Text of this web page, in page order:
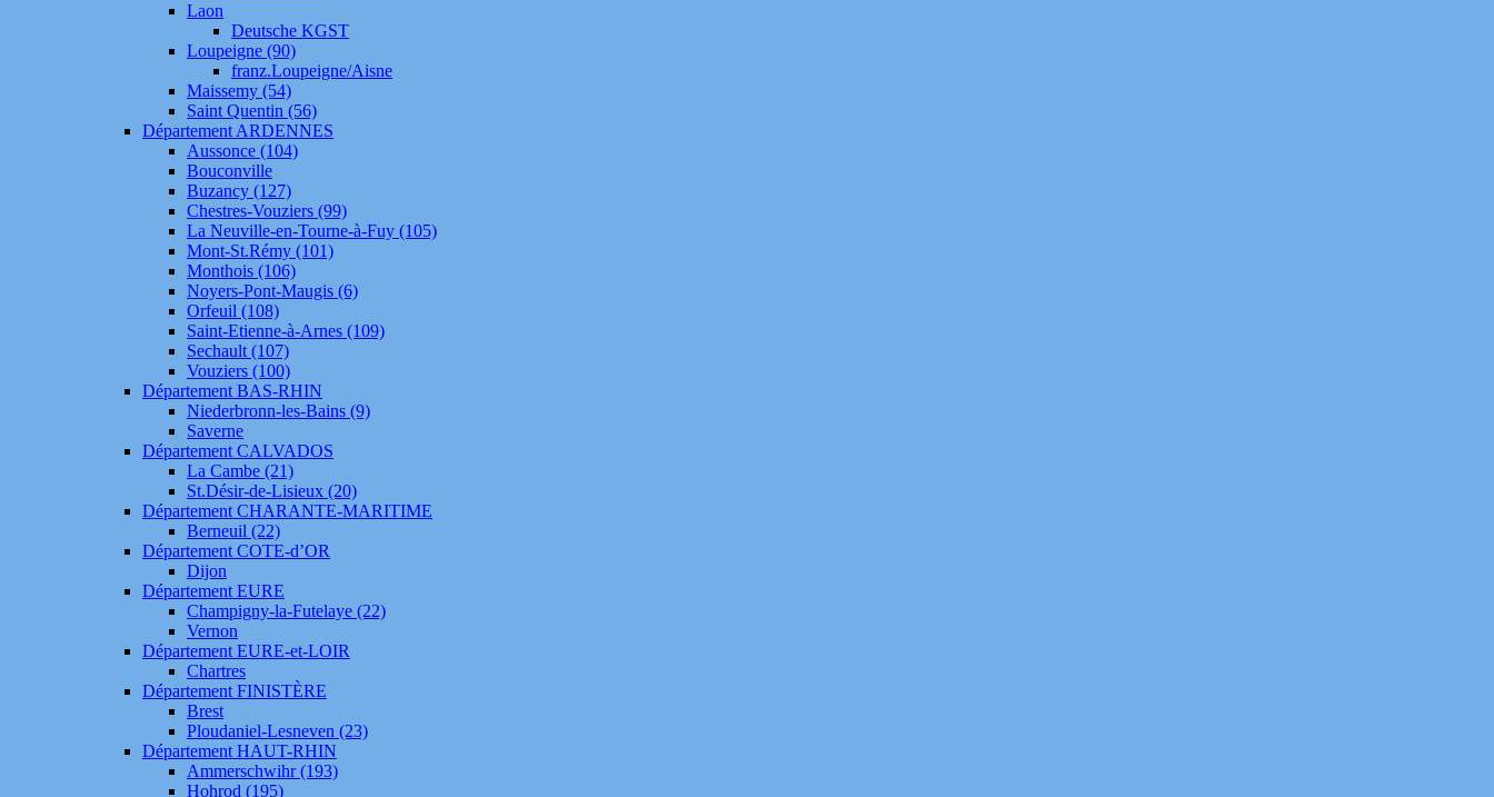
Laon
Deutsche KGST
Loupeigne (90)
franz.Loupeigne/Aisne
Maissemy (54)
Saint Quentin (56)
Département ARDENNES
Aussonce (104)
Bouconville
Buzancy (127)
Chestres-Vouziers (99)
La Neuville-en-Tourne-à-Fuy (105)
Mont-St.Rémy (101)
Monthois (106)
Noyers-Pont-Maugis (6)
Orfeuil (108)
Saint-Etienne-à-Arnes (109)
Sechault (107)
Vouziers (100)
Département BAS-RHIN
Niederbronn-les-Bains (9)
Saverne
Département CALVADOS
La Cambe (21)
St.Désir-de-Lisieux (20)
Département CHARANTE-MARITIME
Berneuil (22)
Département COTE-d’OR
Dijon
Département EURE
Champigny-la-Futelaye (22)
Vernon
Département EURE-et-LOIR
Chartres
Département FINISTÈRE
Brest
Ploudaniel-Lesneven (23)
Département HAUT-RHIN
Ammerschwihr (193)
Hohrod (195)